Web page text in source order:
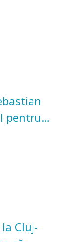
pentru
Cluj-